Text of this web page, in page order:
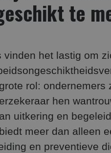
te
vinden het lastig om
rol:
hen
uitkering en
meer dan alleen
en preventieve